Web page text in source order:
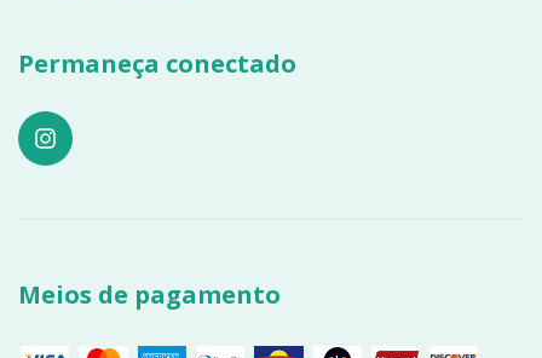
Permaneça conectado
Meios de pagamento